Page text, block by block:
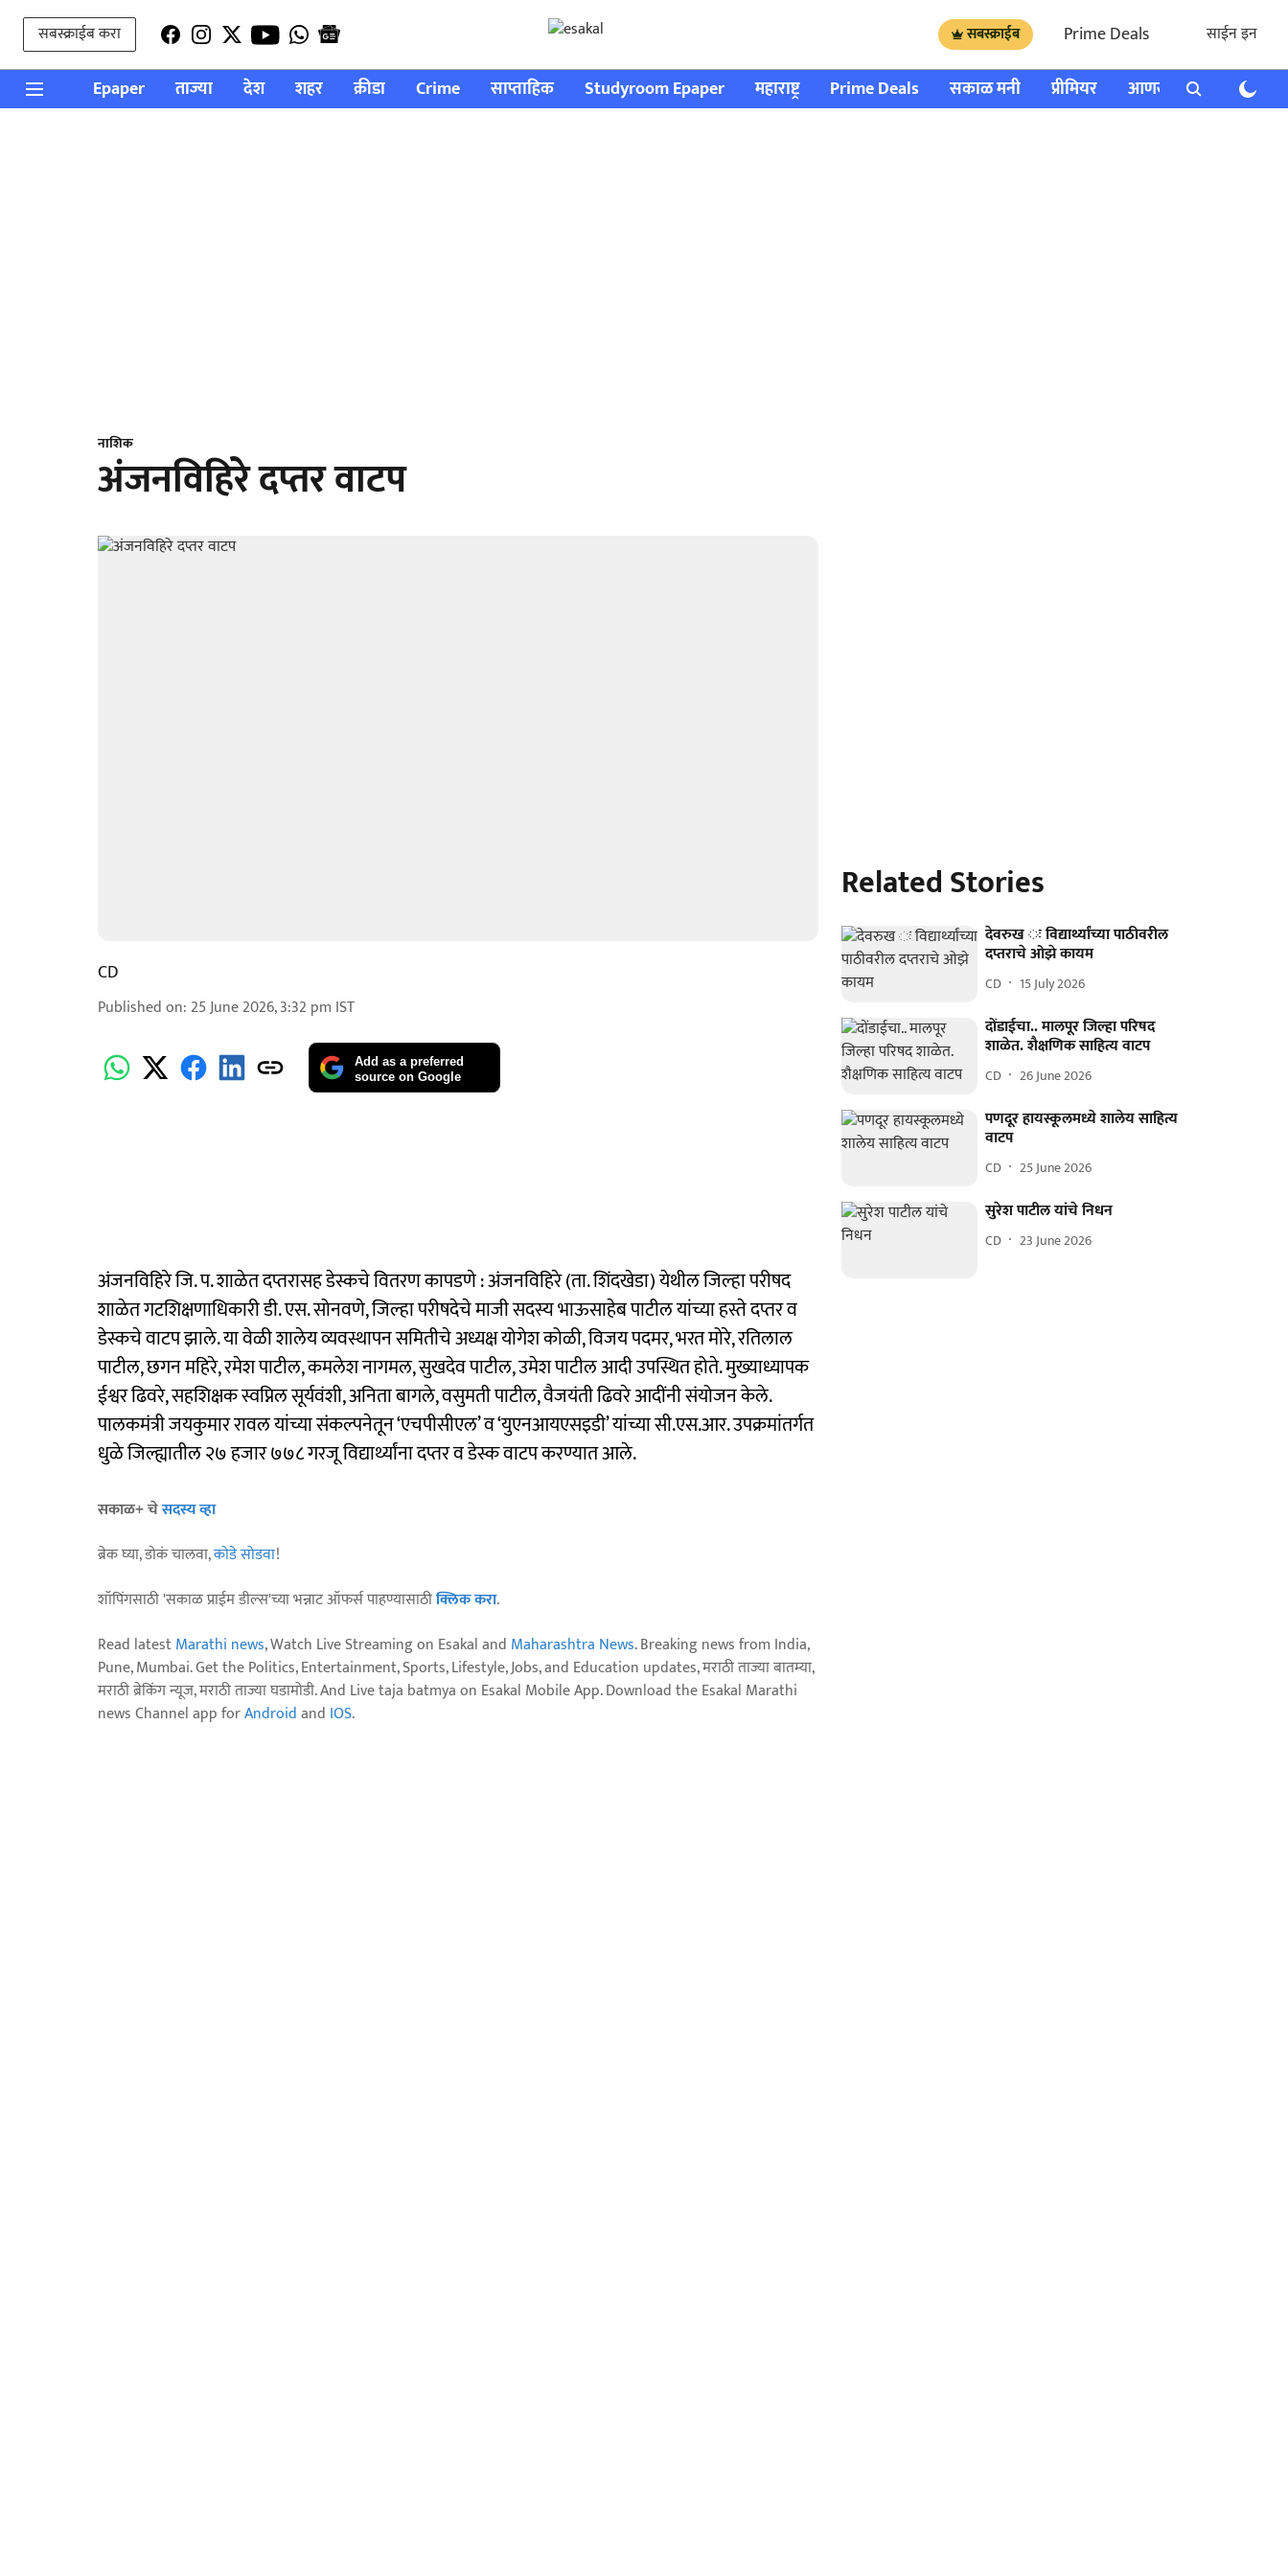
सबस्क्राईब करा सबस्क्राईब Prime Deals साईन इन
Epaper ताज्या देश शहर क्रीडा Crime साप्ताहिक Studyroom Epaper महाराष्ट्र Prime Deals सकाळ मनी प्रीमियर आणखी राशी भविष्य
नाशिक
अंजनविहिरे दप्तर वाटप
CD
Published on: 25 June 2026, 3:32 pm IST
Add as a preferred
source on Google
अंजनविहिरे जि. प. शाळेत दप्तरासह डेस्कचे वितरण कापडणे : अंजनविहिरे (ता. शिंदखेडा) येथील जिल्हा परीषद
शाळेत गटशिक्षणाधिकारी डी. एस. सोनवणे, जिल्हा परीषदेचे माजी सदस्य भाऊसाहेब पाटील यांच्या हस्ते दप्तर व
डेस्कचे वाटप झाले. या वेळी शालेय व्यवस्थापन समितीचे अध्यक्ष योगेश कोळी, विजय पदमर, भरत मोरे, रतिलाल
पाटील, छगन महिरे, रमेश पाटील, कमलेश नागमल, सुखदेव पाटील, उमेश पाटील आदी उपस्थित होते. मुख्याध्यापक
ईश्वर ढिवरे, सहशिक्षक स्वप्निल सूर्यवंशी, अनिता बागले, वसुमती पाटील, वैजयंती ढिवरे आदींनी संयोजन केले.
पालकमंत्री जयकुमार रावल यांच्या संकल्पनेतून ‘एचपीसीएल’ व ‘युएनआयएसइडी’ यांच्या सी.एस.आर. उपक्रमांतर्गत
धुळे जिल्ह्यातील २७ हजार ७७८ गरजू विद्यार्थ्यांना दप्तर व डेस्क वाटप करण्यात आले.
सकाळ+ चेसदस्य व्हा
ब्रेक घ्या, डोकं चालवा,कोडे सोडवा!
शॉपिंगसाठी 'सकाळ प्राईम डील्स'च्या भन्नाट ऑफर्स पाहण्यासाठीक्लिक करा.
Read latestMarathi news, Watch Live Streaming on Esakal and Maharashtra News. Breaking news from India,
Pune, Mumbai. Get the Politics, Entertainment, Sports, Lifestyle, Jobs, and Education updates, मराठी ताज्या बातम्या,
मराठी ब्रेकिंग न्यूज, मराठी ताज्या घडामोडी. And Live taja batmya on Esakal Mobile App. Download the Esakal Marathi
news Channel app forAndroidand IOS.
Related Stories
देवरुख ः विद्यार्थ्यांच्या पाठीवरील
दप्तराचे ओझे कायम
CD 15 July 2026
दोंडाईचा.. मालपूर जिल्हा परिषद
शाळेत. शैक्षणिक साहित्य वाटप
CD 26 June 2026
पणदूर हायस्कूलमध्ये शालेय साहित्य
वाटप
CD 25 June 2026
सुरेश पाटील यांचे निधन
CD 23 June 2026